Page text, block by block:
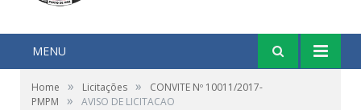
MENU
Home » Licitações »
CONVITE Nº 10011/2017-
PMPM
» AVISO DE LICITACAO